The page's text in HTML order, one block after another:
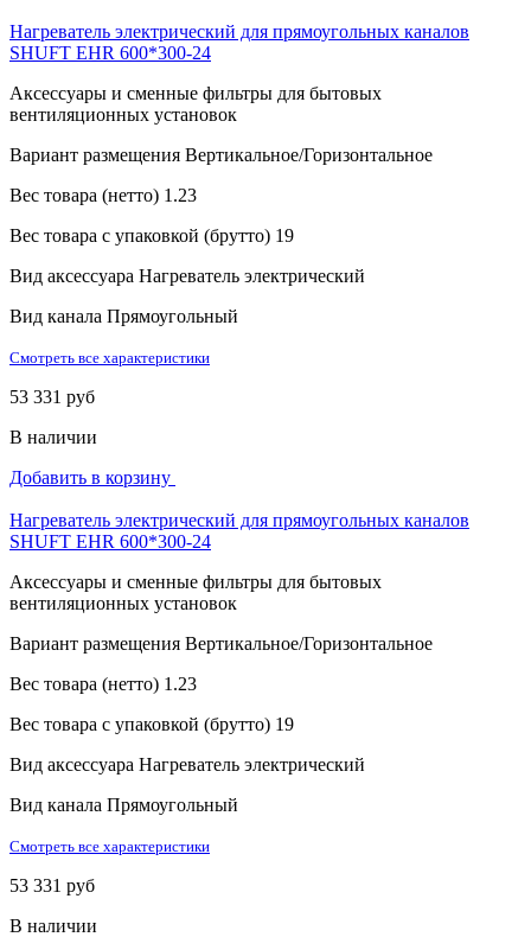
Нагреватель электрический для прямоугольных каналов
SHUFT EHR 600*300-24
Аксессуары и сменные фильтры для бытовых
вентиляционных установок
Вариант размещения Вертикальное/Горизонтальное
Вес товара (нетто) 1.23
Вес товара с упаковкой (брутто) 19
Вид аксессуара Нагреватель электрический
Вид канала Прямоугольный
Смотреть все характеристики
53 331 руб
В наличии
Добавить в корзину
Нагреватель электрический для прямоугольных каналов
SHUFT EHR 600*300-24
Аксессуары и сменные фильтры для бытовых
вентиляционных установок
Вариант размещения Вертикальное/Горизонтальное
Вес товара (нетто) 1.23
Вес товара с упаковкой (брутто) 19
Вид аксессуара Нагреватель электрический
Вид канала Прямоугольный
Смотреть все характеристики
53 331 руб
В наличии